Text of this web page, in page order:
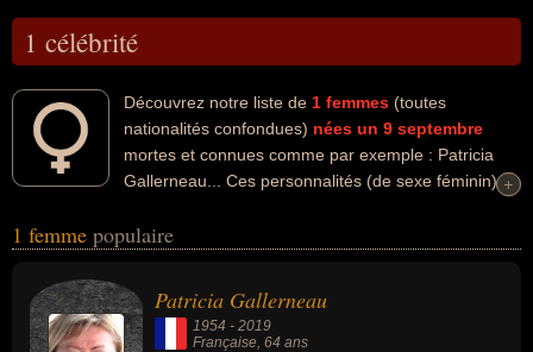
1 célébrité
Découvrez notre liste de 1 femmes (toutes
nationalités confondues) nées un 9 septembre
mortes et connues comme par exemple : Patricia
Gallerneau... Ces personnalités (de sexe féminin)
la politique de centre ou de l'udf. Ces célébrités peuvent également
députée, femme d'état ou femme politique. En ce qui concerne
leurs nationalités au moment de leurs morts, ils peuvent avoir été
française par exemple.
+
+
1 femme populaire
Patricia Gallerneau
1954 - 2019
Française, 64 ans